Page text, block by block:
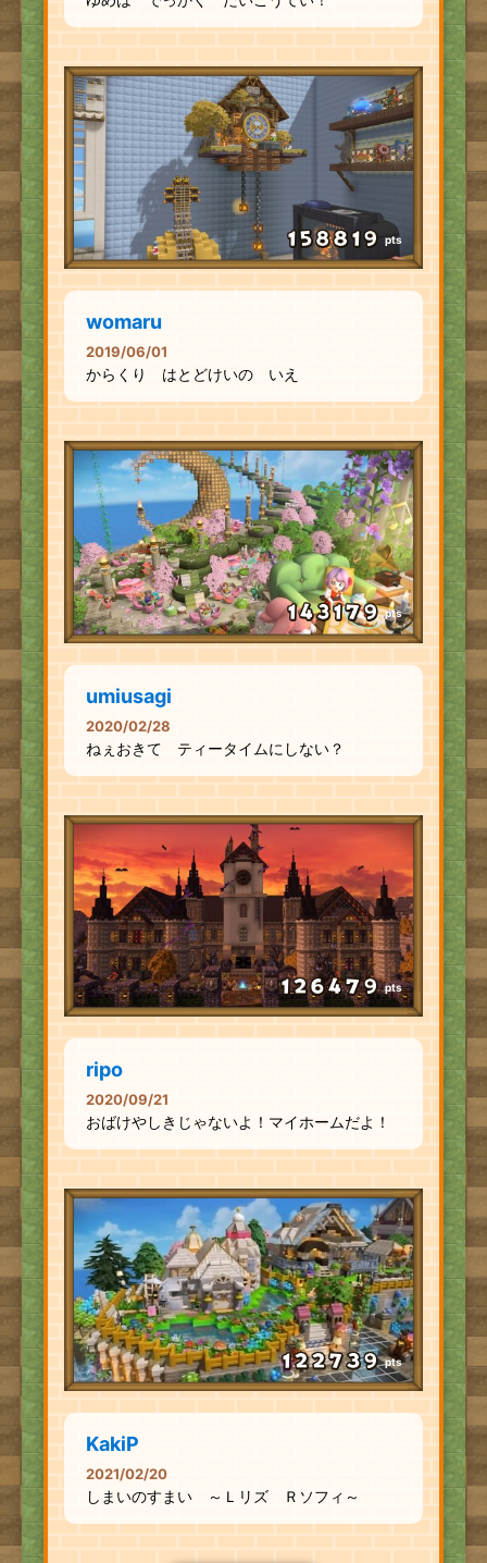
pts
womaru
2019/06/01
からくり はとどけいの いえ
pts
umiusagi
2020/02/28
ねぇおきて ティータイムにしない？
pts
ripo
2020/09/21
おばけやしきじゃないよ！マイホームだよ！
pts
KakiP
2021/02/20
しまいのすまい ～Ｌリズ Ｒソフィ～